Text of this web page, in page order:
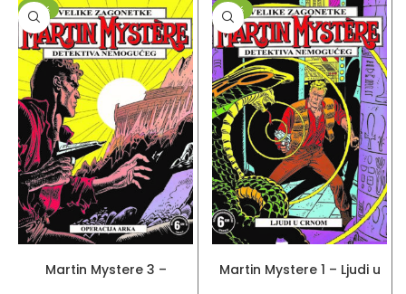
-10%
Martin Mystere 3 –
-10%
Martin Mystere 1 – Ljudi u